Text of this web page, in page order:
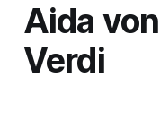
Aida
Verdi